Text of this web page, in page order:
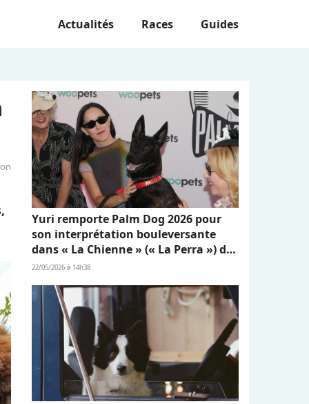
Actualités Races Guides
Yuri remporte Palm Dog 2026 pour
son interprétation bouleversante
dans « La Chienne » (« La Perra ») de
Dominga Sotomayor
22/05/2026 à 14h38